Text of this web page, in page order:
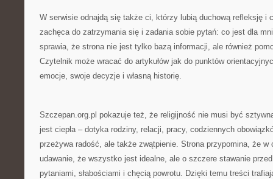
W serwisie odnajdą się także ci, którzy lubią duchową refleksję i
zachęca do zatrzymania się i zadania sobie pytań: co jest dla
sprawia, że strona nie jest tylko bazą informacji, ale również
Czytelnik może wracać do artykułów jak do punktów
emocje, swoje decyzje i własną historię.
Szczepan.org.pl pokazuje też, że religijność nie musi być
jest ciepła – dotyka rodziny, relacji, pracy, codziennych
przeżywa radość, ale także zwątpienie. Strona przypomina, że
udawanie, że wszystko jest idealne, ale o szczere stawanie
pytaniami, słabościami i chęcią powrotu. Dzięki temu treści